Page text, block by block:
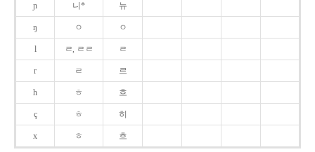
ɲ 니* 뉴
ŋ ㅇ ㅇ
l ㄹ, ㄹㄹ ㄹ
r ㄹ 르
h ㅎ 흐
ç ㅎ 히
x ㅎ 흐